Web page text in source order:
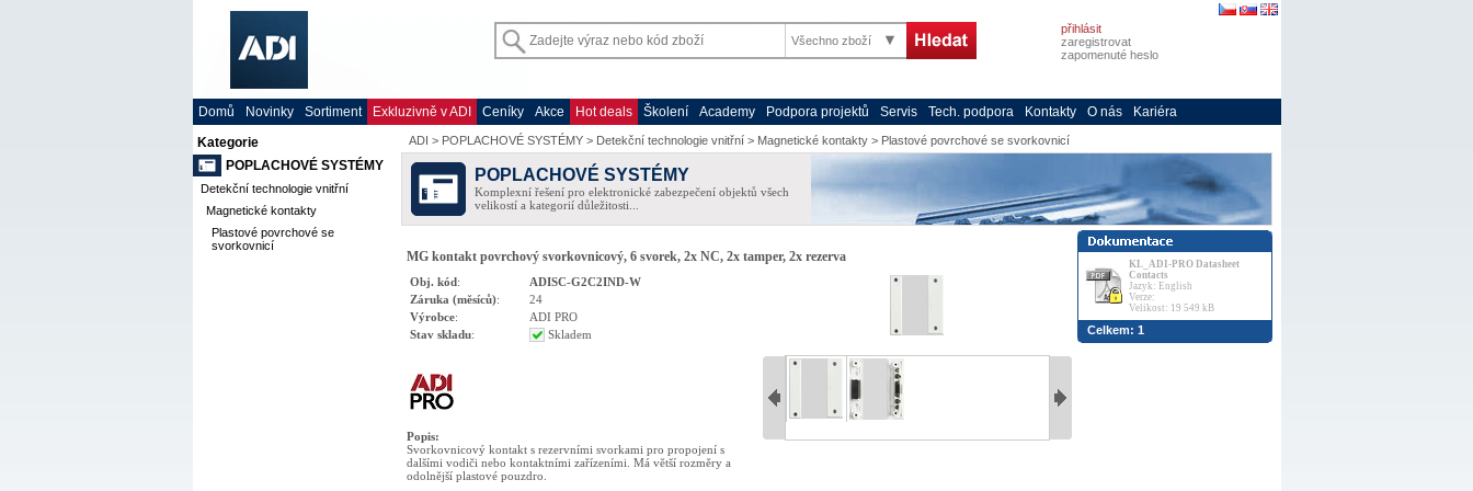
Všechno zboží
přihlásit
zaregistrovat
zapomenuté heslo
Domů Novinky Sortiment Exkluzivně v ADI Ceníky Akce Hot deals Školení Academy Podpora projektů Servis Tech. podpora Kontakty O nás
Kariéra
Kategorie
POPLACHOVÉ SYSTÉMY
Detekční technologie vnitřní
Magnetické kontakty
Plastové povrchové se
svorkovnicí
ADI > POPLACHOVÉ SYSTÉMY> Detekční technologie vnitřní> Magnetické kontakty> Plastové povrchové se svorkovnicí
POPLACHOVÉ SYSTÉMY
Komplexní řešení pro elektronické zabezpečení objektů všech
velikostí a kategorií důležitosti...
MG kontakt povrchový svorkovnicový, 6 svorek, 2x NC, 2x tamper, 2x rezerva
Obj. kód:
ADISC-G2C2IND-W
Záruka (měsíců):
24
Výrobce:
ADI PRO
Stav skladu: Skladem
Popis:
Svorkovnicový kontakt s rezervními svorkami pro propojení s
dalšími vodiči nebo kontaktními zařízeními. Má větší rozměry a
odolnější plastové pouzdro.
KL_ADI-PRO Datasheet
Contacts
Jazyk: English
Verze:
Velikost: 19 549 kB
Celkem: 1